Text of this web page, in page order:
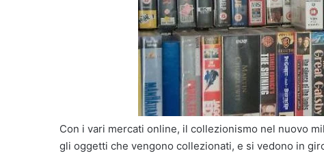
Con i vari mercati online, il collezionismo nel nuovo
gli oggetti che vengono collezionati, e si vedono in